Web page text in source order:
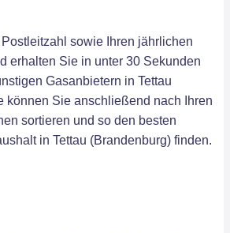
sowie Ihren jährlichen
erhalten Sie in unter 30 Sekunden
Gasanbietern in Tettau
können Sie anschließend nach Ihren
sortieren und so den besten
in Tettau (Brandenburg) finden.